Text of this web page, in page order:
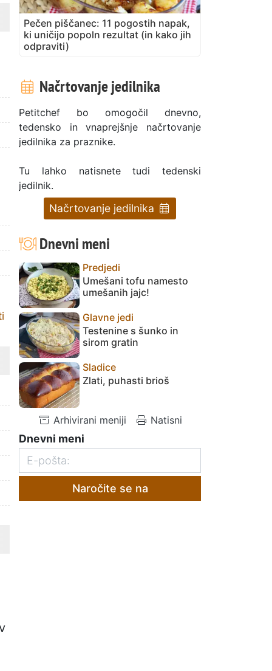
Pečen piščanec: 11 pogostih napak,
ki uničijo popoln rezultat (in kako jih
odpraviti)
Načrtovanje jedilnika
Petitchef bo omogočil dnevno,
tedensko in vnaprejšnje načrtovanje
jedilnika za praznike.
Tu lahko natisnete tudi tedenski
jedilnik.
Načrtovanje jedilnika
Dnevni meni
Predjedi
Umešani tofu namesto
umešanih jajc!
Glavne jedi
Testenine s šunko in
sirom gratin
Sladice
Zlati, puhasti brioš
Arhivirani meniji Natisni
Dnevni meni
Naročite se na